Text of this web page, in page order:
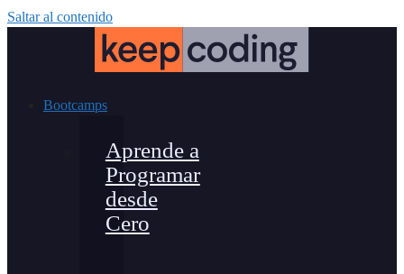
Saltar al contenido
Bootcamps
Aprende a
Programar
desde
Cero